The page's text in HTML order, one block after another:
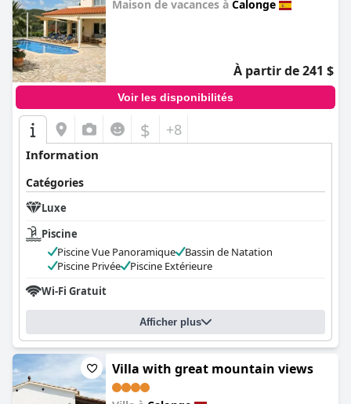
Maison de vacances à Calonge
À partir de 241 $
Voir les disponibilités
$ +8
Information
Catégories
Luxe
Piscine
Piscine Vue Panoramique
Bassin de Natation
Piscine Privée
Piscine Extérieure
Wi-Fi Gratuit
Afficher plus
Villa with great mountain views